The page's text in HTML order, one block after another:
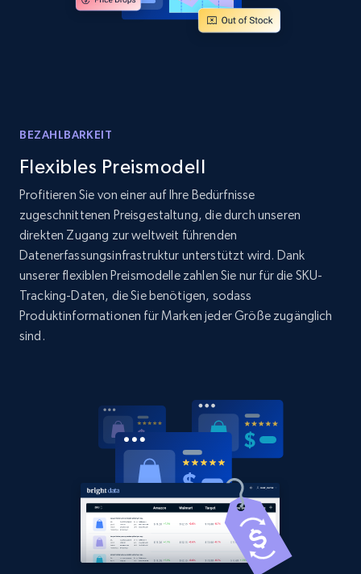
Jetzt anfangen
products by specific category URL
Title, Seller name, Brand, Description, Initial
price, Currency, Availability, Reviews count, and
more.
2.1K+ 375+ Jetzt anfangen
Amazon products global dataset -
Collecting products by keyword search
375+ Jetzt anfangen
Amazon products global dataset - Collects
products by best sellers category URL
Title, Seller name, Brand, Description, Initial
BEZAHLBARKEIT
Flexibles Preismodell
Profitieren Sie von einer auf Ihre Bedürfnisse
zugeschnittenen Preisgestaltung, die durch unseren
direkten Zugang zur weltweit führenden
Datenerfassungsinfrastruktur unterstützt wird. Dank
unserer flexiblen Preismodelle zahlen Sie nur für die SKU-
Tracking-Daten, die Sie benötigen, sodass
Produktinformationen für Marken jeder Größe zugänglich
sind.